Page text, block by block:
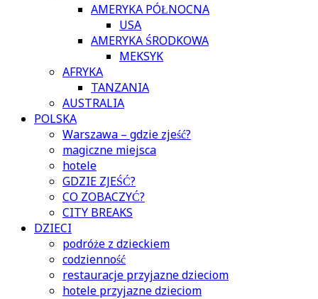
AMERYKA PÓŁNOCNA
USA
AMERYKA ŚRODKOWA
MEKSYK
AFRYKA
TANZANIA
AUSTRALIA
POLSKA
Warszawa – gdzie zjeść?
magiczne miejsca
hotele
GDZIE ZJEŚĆ?
CO ZOBACZYĆ?
CITY BREAKS
DZIECI
podróże z dzieckiem
codzienność
restauracje przyjazne dzieciom
hotele przyjazne dzieciom